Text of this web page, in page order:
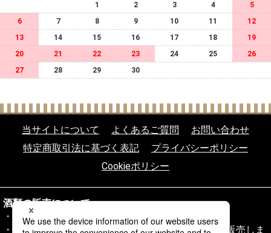
1
2 3 4
5
6
7 8 9 10 11
12
13
14 15 16 17 18
19
20
21 22 23 24 25
26
27
28 29 30
当サイトについて よくあるご質問
お問い合わせ
特定商取引法に基づく表記
プライバシーポリシー
Cookieポリシー
酒類の販売について
20歳未満の飲酒は法律により禁じられております。
20歳以上であることを確認できない場合、酒類を販売しま